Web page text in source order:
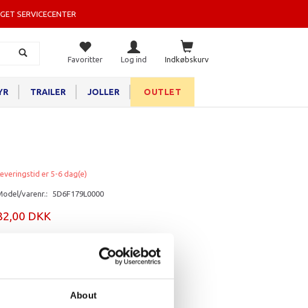
About
SERVICECENTER
Indkøbskurv
Favoritter Log ind
TRAILER JOLLER OUTLET
er 5-6 dag(e)
varenr.: 5D6F179L0000
DKK